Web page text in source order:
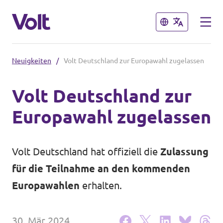
Schließen
Homepage
Lokale Teams
Videos & Reels
Volt in Deutschland
Schließen
Programm
Über Volt
Menschen
Neuigkeiten / Volt Deutschland zur Europawahl zugelassen
Volt Deutschland zur
Europawahl zugelassen
Volt Deutschland hat offiziell die Zulassung
für die Teilnahme an den kommenden
Europawahlen erhalten.